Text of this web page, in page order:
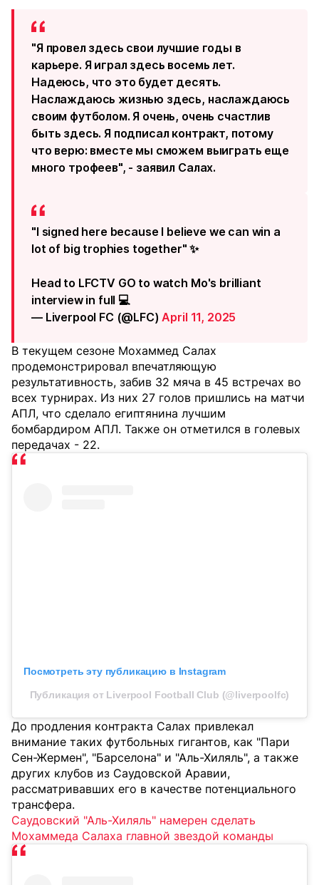
"Я провел здесь свои лучшие годы в
карьере. Я играл здесь восемь лет.
Надеюсь, что это будет десять.
Наслаждаюсь жизнью здесь, наслаждаюсь
своим футболом. Я очень, очень счастлив
быть здесь. Я подписал контракт, потому
что верю: вместе мы сможем выиграть еще
много трофеев", - заявил Салах.
"I signed here because I believe we can win a
lot of big trophies together" ✨
Head to LFCTV GO to watch Mo's brilliant
interview in full 💻
— Liverpool FC (@LFC)April 11, 2025
В текущем сезоне Мохаммед Салах
продемонстрировал впечатляющую
результативность, забив 32 мяча в 45 встречах во
всех турнирах. Из них 27 голов пришлись на матчи
АПЛ, что сделало египтянина лучшим
бомбардиром АПЛ. Также он отметился в голевых
передачах - 22.
Посмотреть эту публикацию в Instagram
Публикация от Liverpool Football Club (@liverpoolfc)
До продления контракта Салах привлекал
внимание таких футбольных гигантов, как "Пари
Сен-Жермен", "Барселона" и "Аль-Хиляль", а также
других клубов из Саудовской Аравии,
рассматривавших его в качестве потенциального
трансфера.
Саудовский "Аль-Хиляль" намерен сделать
Мохаммеда Салаха главной звездой команды